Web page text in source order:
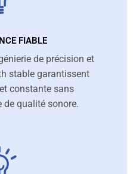
FIABLE
de précision et
stable garantissent
constante sans
de qualité sonore.